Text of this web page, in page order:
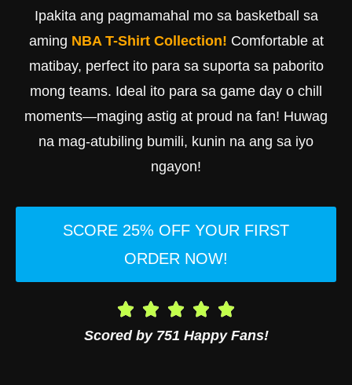
Ipakita ang pagmamahal mo sa basketball sa
aming NBA T-Shirt Collection! Comfortable at
matibay, perfect ito para sa suporta sa paborito
mong teams. Ideal ito para sa game day o chill
moments—maging astig at proud na fan! Huwag
na mag-atubiling bumili, kunin na ang sa iyo
ngayon!
SCORE 25% OFF YOUR FIRST
ORDER NOW!
Scored by 751 Happy Fans!